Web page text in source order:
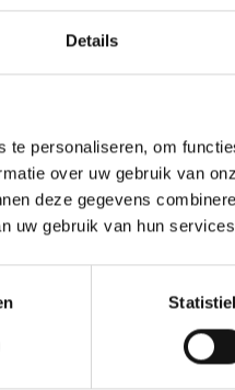
Details
personaliseren, om
over uw gebruik van
deze gegevens
uw gebruik van hun
je de fout zag.
aan-de-vub/alle-opleidingen